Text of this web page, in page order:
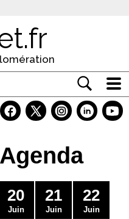
20
Juin
21
Juin
22
Juin